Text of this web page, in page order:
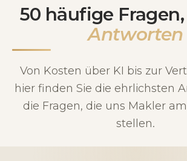
50 häufige Fragen,
Antworten
Von Kosten über KI bis zur
hier finden Sie die ehrlichsten
die Fragen, die uns Makler
stellen.